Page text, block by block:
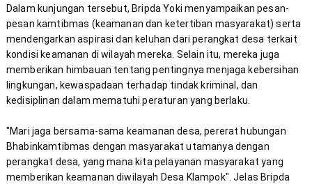
Dalam kunjungan tersebut, Bripda Yoki menyampaikan pesan-
pesan kamtibmas (keamanan dan ketertiban masyarakat) serta
mendengarkan aspirasi dan keluhan dari perangkat desa terkait
kondisi keamanan di wilayah mereka. Selain itu, mereka juga
memberikan himbauan tentang pentingnya menjaga kebersihan
lingkungan, kewaspadaan terhadap tindak kriminal, dan
"Mari jaga bersama-sama keamanan desa, pererat hubungan
Bhabinkamtibmas dengan masyarakat utamanya dengan
perangkat desa, yang mana kita pelayanan masyarakat yang
memberikan keamanan diwilayah Desa Klampok". Jelas Bripda